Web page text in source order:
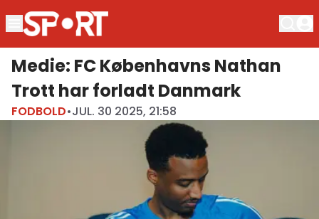
Medie: FC Københavns Nathan
Trott har forladt Danmark
FODBOLD•JUL. 30 2025, 21:58